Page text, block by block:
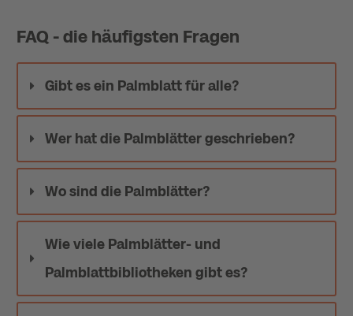
FAQ - die häufigsten Fragen
Gibt es ein Palmblatt für alle?
Wer hat die Palmblätter geschrieben?
Wo sind die Palmblätter?
Wie viele Palmblätter- und
Palmblattbibliotheken gibt es?